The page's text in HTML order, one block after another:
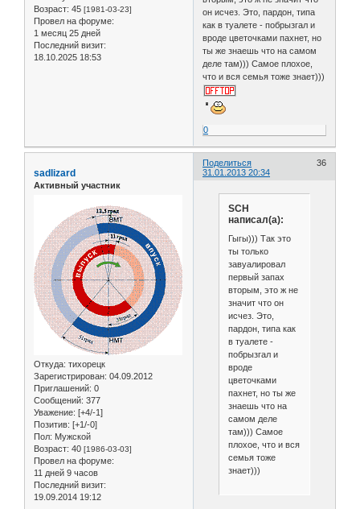
Возраст: 45 [1981-03-23]
Провел на форуме:
1 месяц 25 дней
Последний визит:
18.10.2025 18:53
он исчез. Это, пардон, типа
как в туалете - побрызгал и
вроде цветочками пахнет, но
ты же знаешь что на самом
деле там))) Самое плохое,
что и вся семья тоже знает)))
0
Поделиться
36
31.01.2013 20:34
sadlizard
Активный участник
Откуда: тихорецк
Зарегистрирован: 04.09.2012
Приглашений: 0
Сообщений: 377
Уважение: [+4/-1]
Позитив: [+1/-0]
Пол: Мужской
Возраст: 40 [1986-03-03]
Провел на форуме:
11 дней 9 часов
Последний визит:
19.09.2014 19:12
SCH
написал(а):
Гыгы))) Так это
ты только
завуалировал
первый запах
вторым, это ж не
значит что он
исчез. Это,
пардон, типа как
в туалете -
побрызгал и
вроде
цветочками
пахнет, но ты же
знаешь что на
самом деле
там))) Самое
плохое, что и вся
семья тоже
знает)))